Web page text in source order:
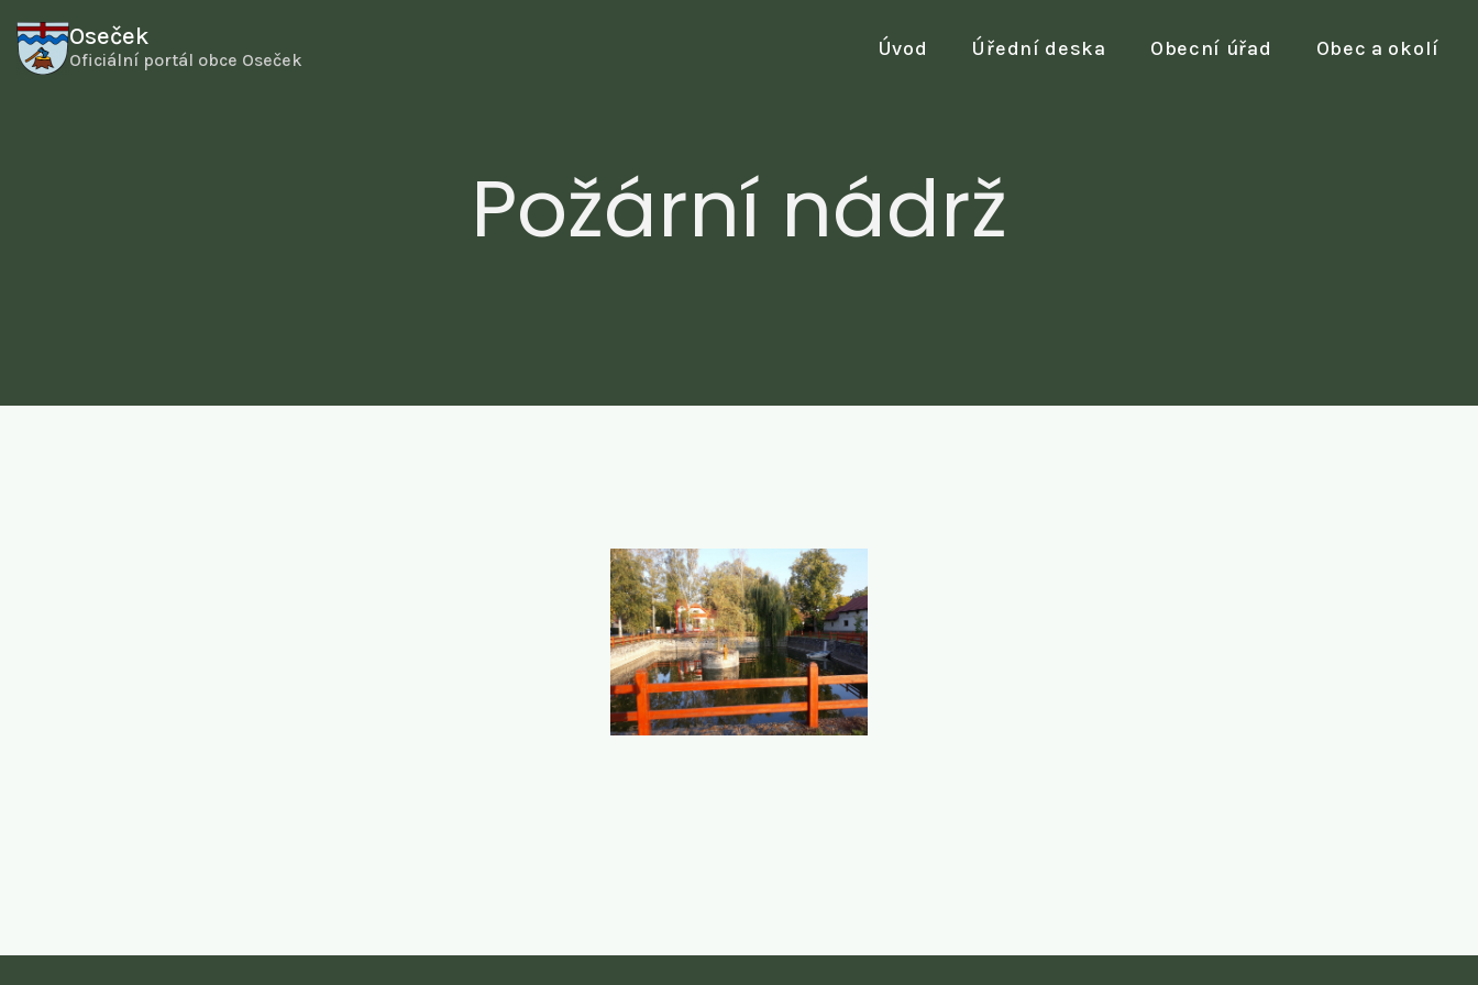
Oseček
Oficiální portál obce Oseček Úvod Úřední deska Obecní úřad Obec a okolí
Požární nádrž